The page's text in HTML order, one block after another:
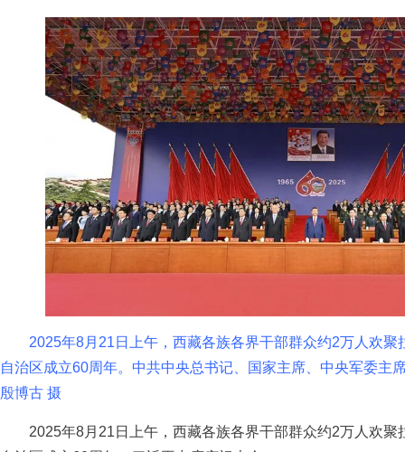
2025年8月21日上午，西藏各族各界干部群众约2万人欢聚
自治区成立60周年。中共中央总书记、国家主席、中央军委主
殷博古 摄
2025年8月21日上午，西藏各族各界干部群众约2万人欢聚